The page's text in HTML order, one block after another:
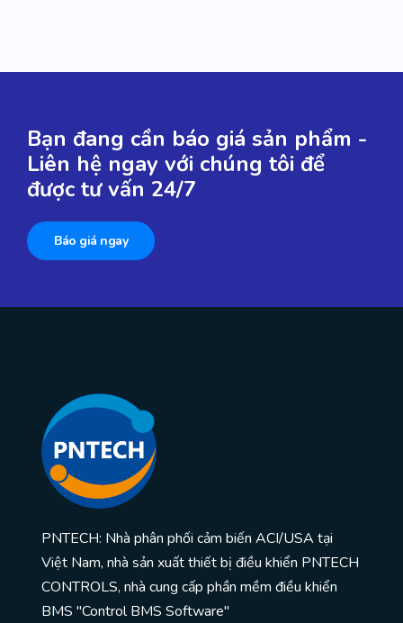
Bạn đang cần báo giá sản phẩm -
Liên hệ ngay với chúng tôi để
được tư vấn 24/7
Báo giá ngay
PNTECH: Nhà phân phối cảm biến ACI/USA tại
Việt Nam, nhà sản xuất thiết bị điều khiển PNTECH
CONTROLS, nhà cung cấp phần mềm điều khiển
BMS "Control BMS Software"